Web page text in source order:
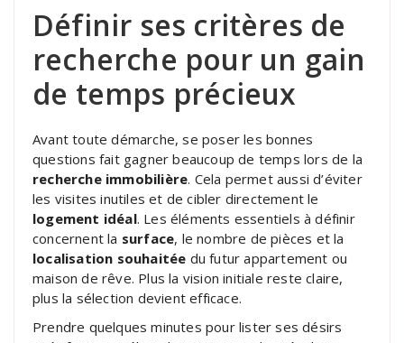
Définir ses critères de
recherche pour un gain
de temps précieux
Avant toute démarche, se poser les bonnes
questions fait gagner beaucoup de temps lors de la
recherche immobilière. Cela permet aussi d’éviter
les visites inutiles et de cibler directement le
logement idéal. Les éléments essentiels à définir
concernent la surface, le nombre de pièces et la
localisation souhaitée du futur appartement ou
maison de rêve. Plus la vision initiale reste claire,
plus la sélection devient efficace.
Prendre quelques minutes pour lister ses désirs